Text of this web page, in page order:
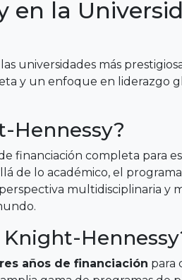
en la
universidades más
y un enfoque en liderazgo
Hennessy?
financiación completa para
de lo académico, el
multidisciplinaria y
Knight-
años de financiación para